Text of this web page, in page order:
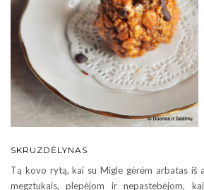
SKRUZDĖLYNAS
Tą kovo rytą, kai su Migle gėrėm arbatas iš
megztukais, plepėjom ir nepastebėjom,